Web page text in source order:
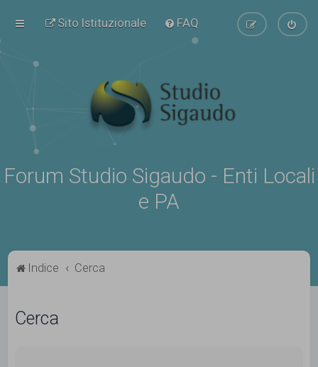
Sito Istituzionale FAQ
Forum Studio Sigaudo - Enti Locali
e PA
Indice Cerca
Cerca